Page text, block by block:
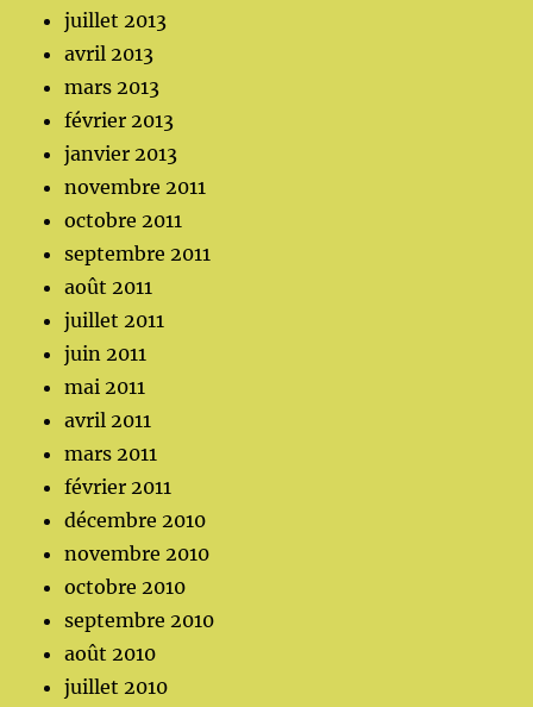
juillet 2013
avril 2013
mars 2013
février 2013
janvier 2013
novembre 2011
octobre 2011
septembre 2011
août 2011
juillet 2011
juin 2011
mai 2011
avril 2011
mars 2011
février 2011
décembre 2010
novembre 2010
octobre 2010
septembre 2010
août 2010
juillet 2010